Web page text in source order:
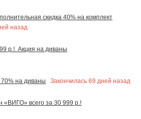
скидка 40% на комплект
назад
р.!. Акция на диваны
70% на диваны
Закончилась 69 дней назад
«ВИГО» всего за 30 999 р.!